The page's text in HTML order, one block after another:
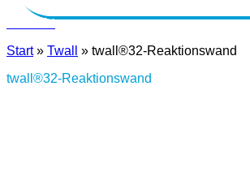
Kontakt
Start» Twall » twall®32-Reaktionswand
twall®32-Reaktionswand